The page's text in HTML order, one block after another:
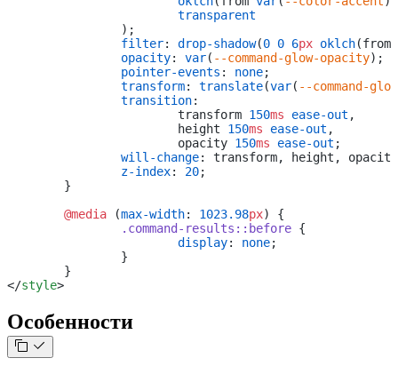
			transparent
		);
		filter
: drop-shadow(0 0 6px oklch(from
		opacity
: var( --command-glow-opacity);
		pointer-events
: none;
		transform
: translate(var( --command-
		transition
:
			transform
150ms ease-out ,
			height
150ms ease-out ,
			opacity
150ms ease-out ;
		will-change
: transform, height,
		z-index
: 20;
	}
	@media
(max-width: 1023.98px) {
		.command-results::before
{
			display
: none;
		}
	}
</style>
Особенности